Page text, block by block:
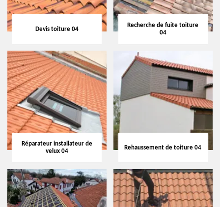
Devis toiture 04
Recherche de fuite toiture
04
Réparateur installateur de
velux 04
Rehaussement de toiture 04